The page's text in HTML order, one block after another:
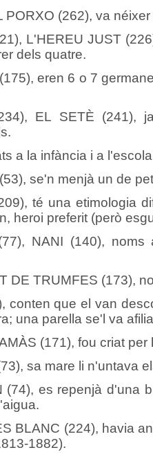
PORXO (262), va
L'HEREU JUST
dels quatre.
eren 6 o 7
EL SETÈ (241),
a la infància i a l'escola
se'n menjà un de
té una etimologia
heroi preferit (però
NANI (140),
DE TRUMFES (173),
conten que el van
una parella se'l va
(171), fou criat per
sa mare li n'untava
(74), es repenjà d'una
BLANC (224), havia
1882).